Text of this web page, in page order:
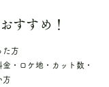
すすめ！
た方
・ロケ地・カット数・
方